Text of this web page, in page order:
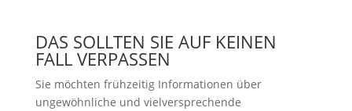
DAS SOLLTEN SIE AUF KEINEN
FALL VERPASSEN
Sie möchten frühzeitig Informationen über
ungewöhnliche und vielversprechende